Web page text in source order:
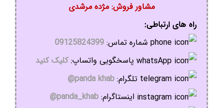
مشاور فروش: مژده مرشدی
راه های ارتباطی:
شماره تماس: 09125824399
پاسخگویی واتساپ:کلیک کنید
تلگرام: panda khab@
اینستاگرام: panda_khab@